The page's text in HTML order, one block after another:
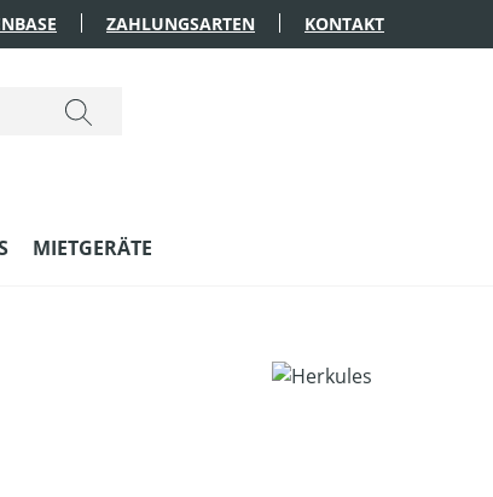
ZAHLUNGSARTEN KONTAKT
MIETGERÄTE